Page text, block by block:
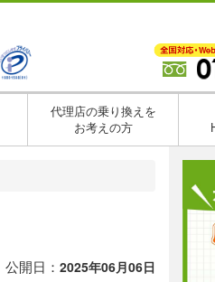
代理店の乗り換えを
お考えの方
公開日： 2025年06月06日